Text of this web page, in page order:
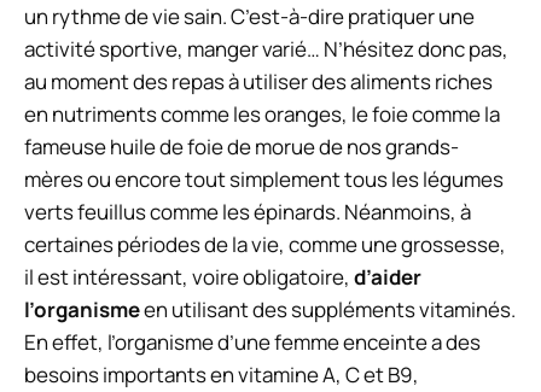
un rythme de vie sain. C’est-à-dire pratiquer une
activité sportive, manger varié… N’hésitez donc pas,
au moment des repas à utiliser des aliments riches
en nutriments comme les oranges, le foie comme la
fameuse huile de foie de morue de nos grands-
mères ou encore tout simplement tous les légumes
verts feuillus comme les épinards. Néanmoins, à
certaines périodes de la vie, comme une grossesse,
il est intéressant, voire obligatoire, d’aider
l’organismeen utilisant des suppléments vitaminés.
En effet, l’organisme d’une femme enceinte a des
besoins importants en vitamine A, C et B9,